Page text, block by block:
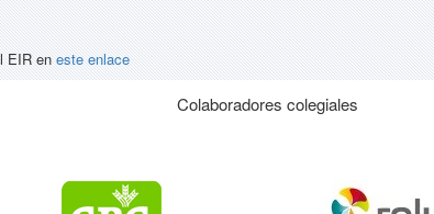
EIR en este enlace
Colaboradores colegiales